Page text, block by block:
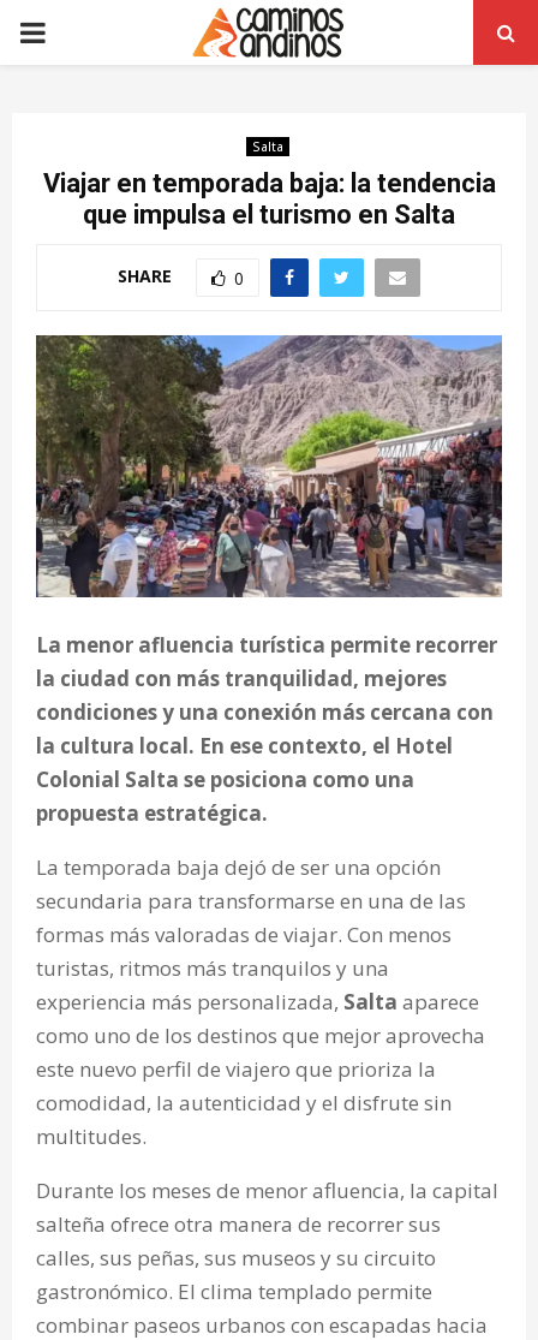
PRIMARY
Salta
Viajar en temporada baja: la tendencia
que impulsa el turismo en Salta
SHARE 0
La menor afluencia turística permite recorrer
la ciudad con más tranquilidad, mejores
condiciones y una conexión más cercana con
la cultura local. En ese contexto, el Hotel
Colonial Salta se posiciona como una
propuesta estratégica.
La temporada baja dejó de ser una opción
secundaria para transformarse en una de las
formas más valoradas de viajar. Con menos
turistas, ritmos más tranquilos y una
experiencia más personalizada, Salta aparece
como uno de los destinos que mejor aprovecha
este nuevo perfil de viajero que prioriza la
comodidad, la autenticidad y el disfrute sin
multitudes.
Durante los meses de menor afluencia, la capital
salteña ofrece otra manera de recorrer sus
calles, sus peñas, sus museos y su circuito
gastronómico. El clima templado permite
combinar paseos urbanos con escapadas hacia